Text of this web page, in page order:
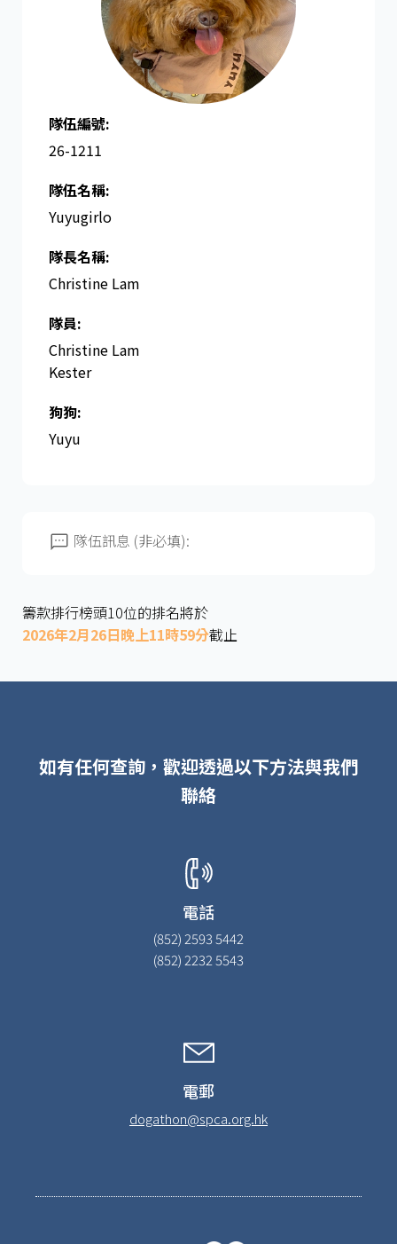
隊伍編號:
26-1211
隊伍名稱:
Yuyugirlo
隊長名稱​:
Christine Lam
隊員:
Christine Lam
Kester
狗狗:
Yuyu
隊伍訊息 (非必填):
籌款排行榜頭10位的排名將於
2026年2月26日晚上11時59分截止
如有任何查詢，歡迎透過以下方法與我們
聯絡
電話
(852) 2593 5442
(852) 2232 5543
電郵
dogathon@spca.org.hk